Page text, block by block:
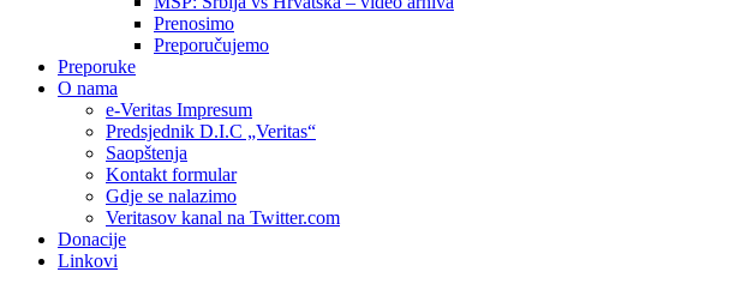
Prenosimo
Preporučujemo
Preporuke
O nama
e-Veritas Impresum
Predsjednik D.I.C „Veritas“
Saopštenja
Kontakt formular
Gdje se nalazimo
Veritasov kanal na Twitter.com
Donacije
Linkovi